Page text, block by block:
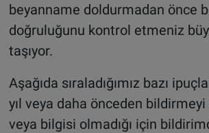
beyanname doldurmadan önce
doğruluğunu kontrol etmeniz
taşıyor.
Aşağıda sıraladığımız bazı
yıl veya daha önceden
veya bilgisi olmadığı için